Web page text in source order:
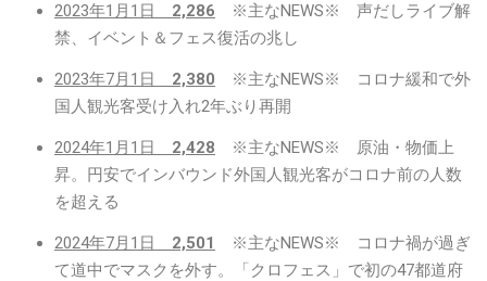
2023年1月1日 2,286 ※主なNEWS※ 声だしライブ解
禁、イベント＆フェス復活の兆し
2023年7月1日 2,380 ※主なNEWS※ コロナ緩和で外
国人観光客受け入れ2年ぶり再開
2024年1月1日 2,428 ※主なNEWS※ 原油・物価上
昇。円安でインバウンド外国人観光客がコロナ前の人数
を超える
2024年7月1日 2,501
※主なNEWS※ コロナ禍が過ぎ
て道中でマスクを外す。「クロフェス」で初の47都道府